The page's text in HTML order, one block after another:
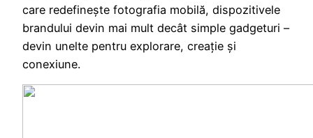
care redefinește fotografia mobilă, dispozitivele
brandului devin mai mult decât simple gadgeturi –
devin unelte pentru explorare, creație și
conexiune.